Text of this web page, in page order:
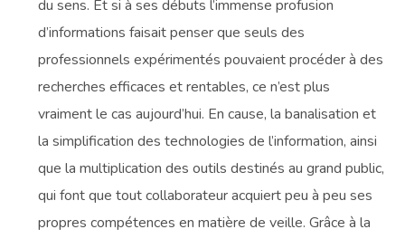
du sens. Et si à ses débuts l’immense profusion
d’informations faisait penser que seuls des
professionnels expérimentés pouvaient procéder à des
recherches efficaces et rentables, ce n’est plus
vraiment le cas aujourd’hui. En cause, la banalisation et
la simplification des technologies de l’information, ainsi
que la multiplication des outils destinés au grand public,
qui font que tout collaborateur acquiert peu à peu ses
propres compétences en matière de veille. Grâce à la